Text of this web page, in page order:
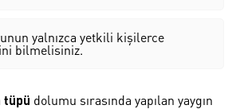
yalnızca yetkili kişilerce
bilmelisiniz.
tüpü dolumu sırasında yapılan yaygın